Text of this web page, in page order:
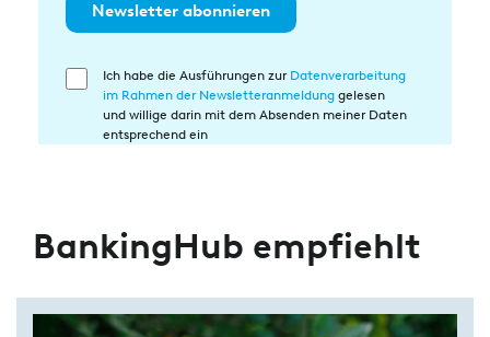
Newsletter abonnieren
Einwilligung
Ich habe die Ausführungen zur Datenverarbeitung
im Rahmen der Newsletteranmeldung gelesen
und willige darin mit dem Absenden meiner Daten
entsprechend ein
BankingHub empfiehlt